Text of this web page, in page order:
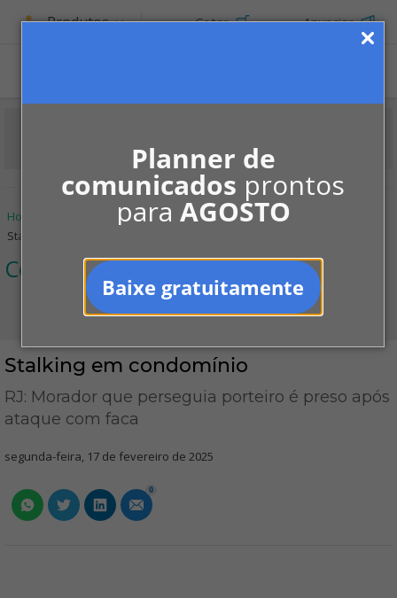
Planner de
comunicados prontos
para AGOSTO
Baixe gratuitamente
Produtos Cotar Anunciar
Home Notícias
Convivência
Stalking em condomínio
Convivência
Stalking em condomínio
RJ: Morador que perseguia porteiro é preso após
ataque com faca
segunda-feira, 17 de fevereiro de 2025
0